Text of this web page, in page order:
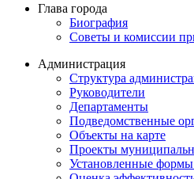
Глава города
Биография
Советы и комиссии
Администрация
Структура
Руководители
Департаменты
Подведомственные
Объекты на карте
Проекты
Установленные